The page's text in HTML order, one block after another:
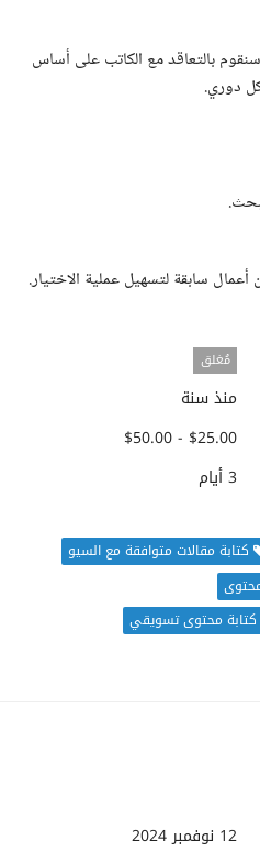
بالتعاقد مع الكاتب على أساس
دوري.
سابقة لتسهيل عملية الاختيار.
مُغلق
منذ سنة
$25.00 - $50.00
3 أيام
كتابة مقالات متوافقة مع السيو
كتابة محتوى تسويقي
12 نوفمبر 2024